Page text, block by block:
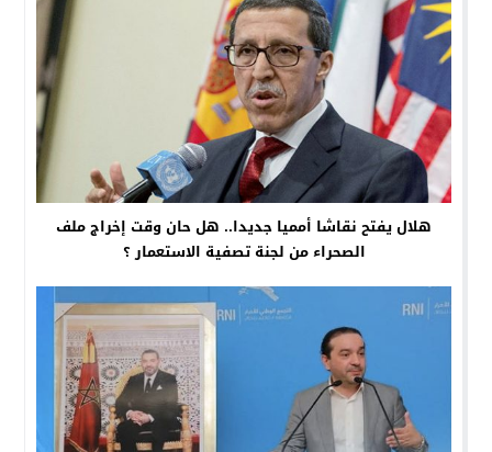
هلال يفتح نقاشا أمميا جديدا.. هل حان وقت إخراج ملف
الصحراء من لجنة تصفية الاستعمار ؟